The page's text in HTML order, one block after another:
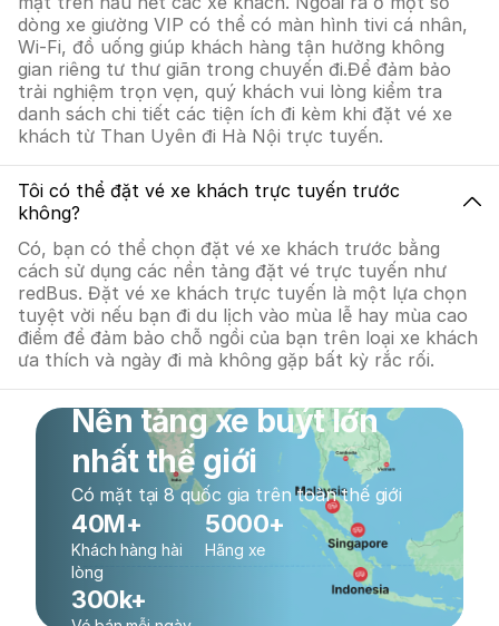
dòng xe giường VIP có thể có màn hình tivi cá nhân,
Wi-Fi, đồ uống giúp khách hàng tận hưởng không
gian riêng tư thư giãn trong chuyến đi.Để đảm bảo
trải nghiệm trọn vẹn, quý khách vui lòng kiểm tra
danh sách chi tiết các tiện ích đi kèm khi đặt vé xe
khách từ Than Uyên đi Hà Nội trực tuyến.
Tôi có thể đặt vé xe khách trực tuyến trước
không?
Có, bạn có thể chọn đặt vé xe khách trước bằng
cách sử dụng các nền tảng đặt vé trực tuyến như
redBus. Đặt vé xe khách trực tuyến là một lựa chọn
tuyệt vời nếu bạn đi du lịch vào mùa lễ hay mùa cao
điểm để đảm bảo chỗ ngồi của bạn trên loại xe khách
ưa thích và ngày đi mà không gặp bất kỳ rắc rối.
Nền tảng xe buýt lớn
nhất thế giới
Có mặt tại 8 quốc gia trên toàn thế giới
40M+
Khách hàng hài
lòng
5000+
Hãng xe
300k+